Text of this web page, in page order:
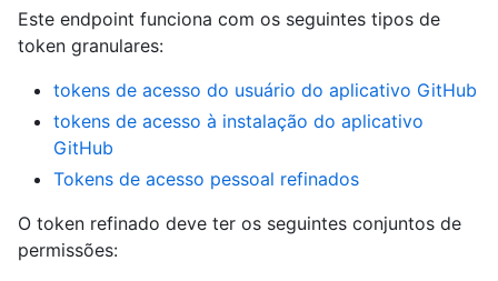
Este endpoint funciona com os seguintes tipos de
token granulares:
tokens de acesso do usuário do aplicativo GitHub
tokens de acesso à instalação do aplicativo
GitHub
Tokens de acesso pessoal refinados
O token refinado deve ter os seguintes conjuntos de
permissões: